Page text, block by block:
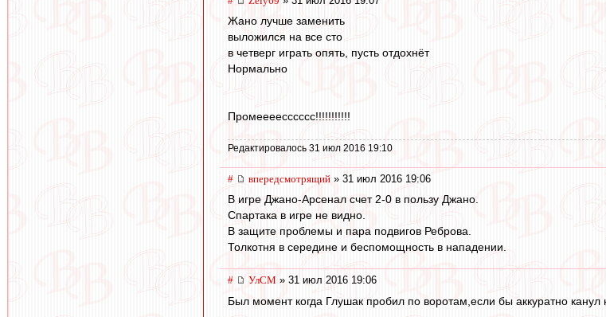
Жано лучше заменить
выложился на все сто
в четверг играть опять, пусть отдохнёт
Нормально
Промеееесссссс!!!!!!!!!!!
Редактировалось 31 июл 2016 19:10
# впередсмотрящий » 31 июл 2016 19:06
В игре Джано-Арсенал счет 2-0 в пользу Джано.
Спартака в игре не видно.
В защите проблемы и пара подвигов Реброва.
Толкотня в середине и беспомощность в нападении.
# УлСМ » 31 июл 2016 19:06
Был момент когда Глушак пробил по воротам,если бы аккуратно